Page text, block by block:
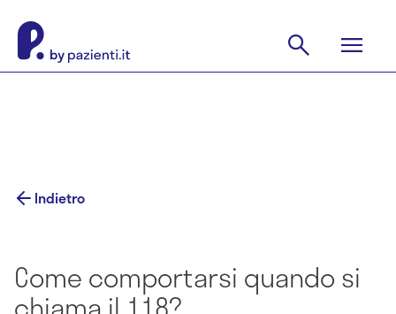
Indietro
Come comportarsi quando si